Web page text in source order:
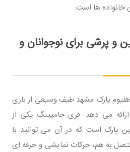
خانواده ها است.
و پرشی برای نوجوانان و
هلیوم پارک مشهد طیف وسیعی از بازی
می دهد. فری جامپینگ یکی از
پارک است که در آن می توانید با
به هم، حرکات نمایشی و حرفه ای